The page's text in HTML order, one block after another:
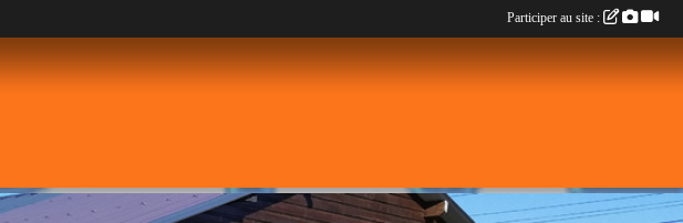
Participer au site :